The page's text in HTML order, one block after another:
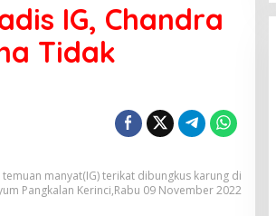
IG, Chandra
Tidak
manyat(IG) terikat dibungkus karung di
Pangkalan Kerinci,Rabu 09 November 2022